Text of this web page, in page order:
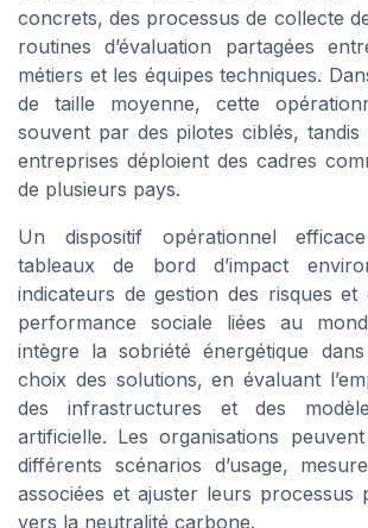
concrets, des processus de collecte
routines d’évaluation partagées
métiers et les équipes techniques.
de taille moyenne, cette
souvent par des pilotes ciblés, tandis
entreprises déploient des cadres
de plusieurs pays.
Un dispositif opérationnel
tableaux de bord d’impact
indicateurs de gestion des risques et
performance sociale liées au
intègre la sobriété énergétique
choix des solutions, en évaluant
des infrastructures et des
artificielle. Les organisations
différents scénarios d’usage,
associées et ajuster leurs processus
vers la neutralité carbone.